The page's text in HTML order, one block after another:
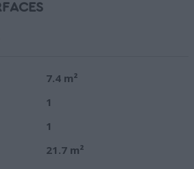
7.4 m²
1
1
21.7 m²